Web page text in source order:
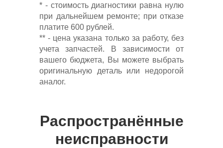
* - стоимость диагностики равна нулю
при дальнейшем ремонте; при отказе
платите 600 рублей.
** - цена указана только за работу, без
учета запчастей. В зависимости от
вашего бюджета, Вы можете выбрать
оригинальную деталь или недорогой
аналог.
Распространённые
неисправности